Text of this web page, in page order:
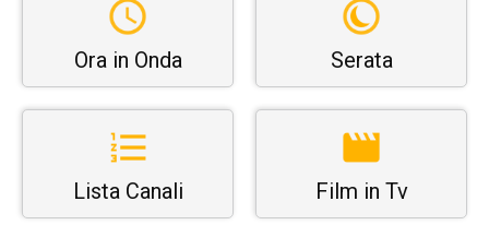
Ora in Onda Serata
Lista Canali Film in Tv